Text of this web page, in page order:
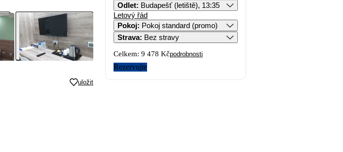
uložit
Odlet: Budapešť (letiště), 13:35
Letový řád
Pokoj:
Pokoj standard (promo)
Strava: Bez stravy
Celkem: 9 478 Kčpodrobnosti
Rezervujte